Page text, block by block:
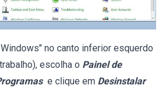
no canto inferior esquerdo
escolha o Painel de
e clique em Desinstalar